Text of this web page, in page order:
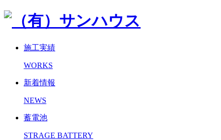
施工実績
WORKS
新着情報
NEWS
蓄電池
STRAGE BATTERY